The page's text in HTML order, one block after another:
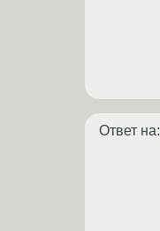
Ответ на: